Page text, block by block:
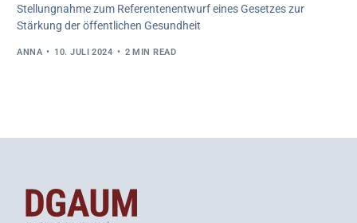
Stellungnahme zum Referentenentwurf eines Gesetzes zur
Stärkung der öffentlichen Gesundheit
ANNA 10. JULI 2024 2 MIN READ